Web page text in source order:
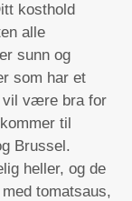
kosthold
alle
sunn og
som har et
vil være bra for
til
Brussel.
heller, og de
tomatsaus,